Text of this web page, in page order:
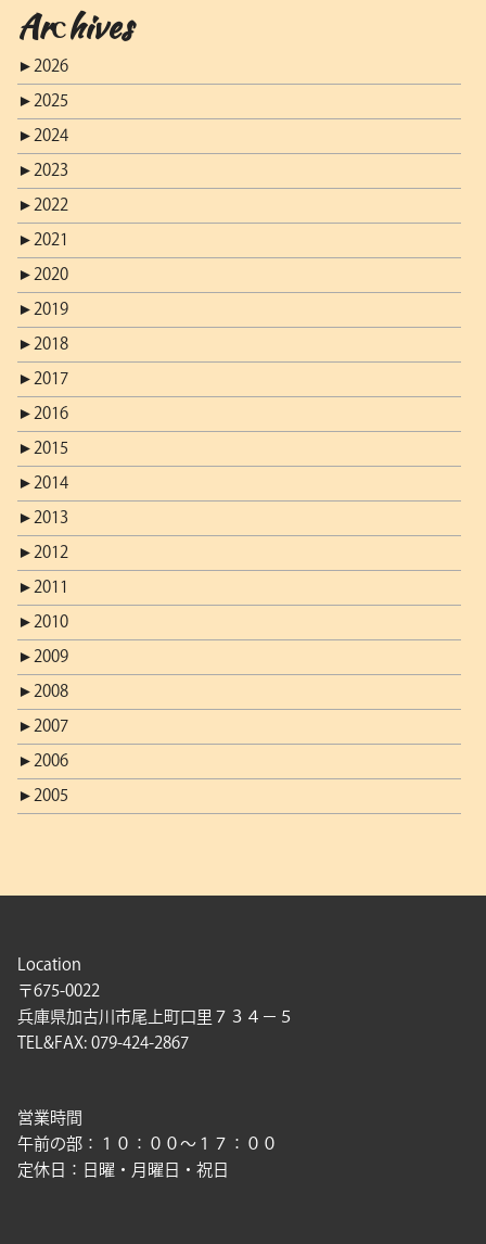
Archives
► 2026
► 2025
► 2024
► 2023
► 2022
► 2021
► 2020
► 2019
► 2018
► 2017
► 2016
► 2015
► 2014
► 2013
► 2012
► 2011
► 2010
► 2009
► 2008
► 2007
► 2006
► 2005
Location
〒675-0022
兵庫県加古川市尾上町口里７３４－５
TEL&FAX: 079-424-2867
営業時間
午前の部：１０：００〜１７：００
定休日：日曜・月曜日・祝日